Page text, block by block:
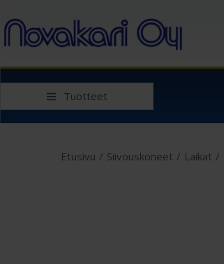
Tuotteet
Etusivu / Siivouskoneet / Laikat /